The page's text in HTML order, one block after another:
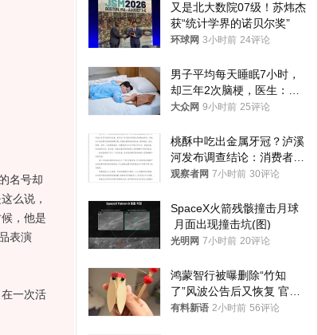
名号却
么说，
，他是
表演
一次活
又是北大数院07级！苏炜杰
获“统计学界的诺贝尔奖”
环球网 3小时前 24评论
男子平均每天睡眠7小时，
却三年2次脑梗，医生：这
样睡觉更伤身
大众网 9小时前 25评论
桃酥中吃出金属牙冠？泸溪
河发布调查结论：消费者已
澄清，所发视频情况不属实
观察者网 7小时前 30评论
SpaceX火箭残骸撞击月球
月面出现撞击坑(图)
光明网 7小时前 20评论
鸿蒙智行被曝删除“竹知
了”风波公告后又恢复 官媒
曾力挺：劝华为要大度的，
有料新语 2小时前 56评论